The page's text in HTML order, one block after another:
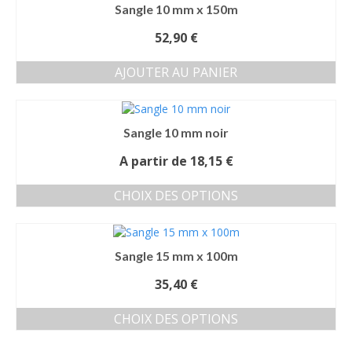
Sangle 10 mm x 150m
52,90 €
AJOUTER AU PANIER
Sangle 10 mm noir
A partir de 18,15 €
CHOIX DES OPTIONS
produit
plusieurs
variations.
Les
options
peuvent
Sangle 15 mm x 100m
35,40 €
CHOIX DES OPTIONS